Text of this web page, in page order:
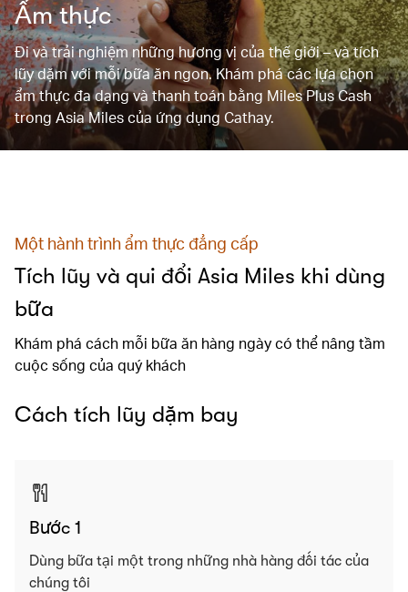
Ẩm thực
Đi và trải nghiệm những hương vị của thế giới – và tích
lũy dặm với mỗi bữa ăn ngon. Khám phá các lựa chọn
ẩm thực đa dạng và thanh toán bằng Miles Plus Cash
trong Asia Miles của ứng dụng Cathay.
Một hành trình ẩm thực đẳng cấp
Tích lũy và qui đổi Asia Miles khi dùng
bữa
Khám phá cách mỗi bữa ăn hàng ngày có thể nâng tầm
cuộc sống của quý khách
Cách tích lũy dặm bay
Bước 1
Dùng bữa tại một trong những nhà hàng đối tác của
chúng tôi